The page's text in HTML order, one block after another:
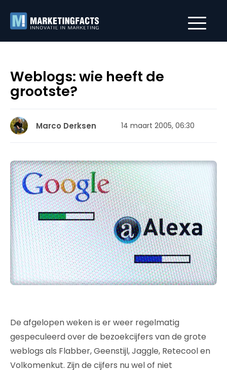
Weblogs: wie heeft de
grootste?
Marco Derksen 14 maart 2005, 06:30
De afgelopen weken is er weer regelmatig
gespeculeerd over de bezoekcijfers van de grote
weblogs als Flabber, Geenstijl, Jaggle, Retecool en
Volkomenkut. Zijn de cijfers nu wel of niet